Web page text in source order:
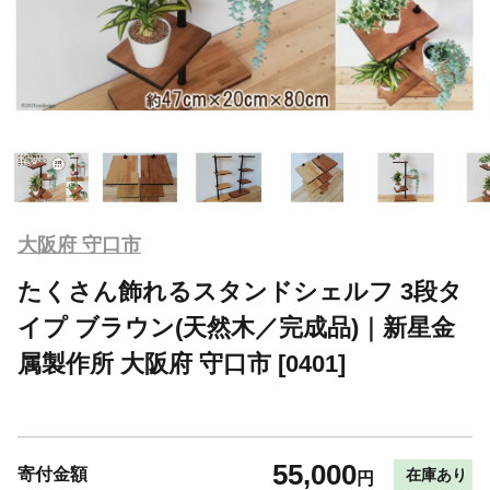
大阪府 守口市
たくさん飾れるスタンドシェルフ 3段タ
イプ ブラウン(天然木／完成品)｜新星金
属製作所 大阪府 守口市 [0401]
寄付金額 55,000円 在庫あり